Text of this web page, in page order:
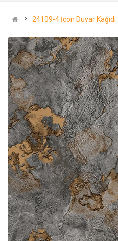
24109-4 İcon Duvar Kağıdı